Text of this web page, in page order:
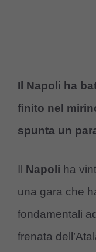
Il Napoli ha
finito nel
spunta un
Il Napoli ha
una gara che
fondamentali ad
frenata